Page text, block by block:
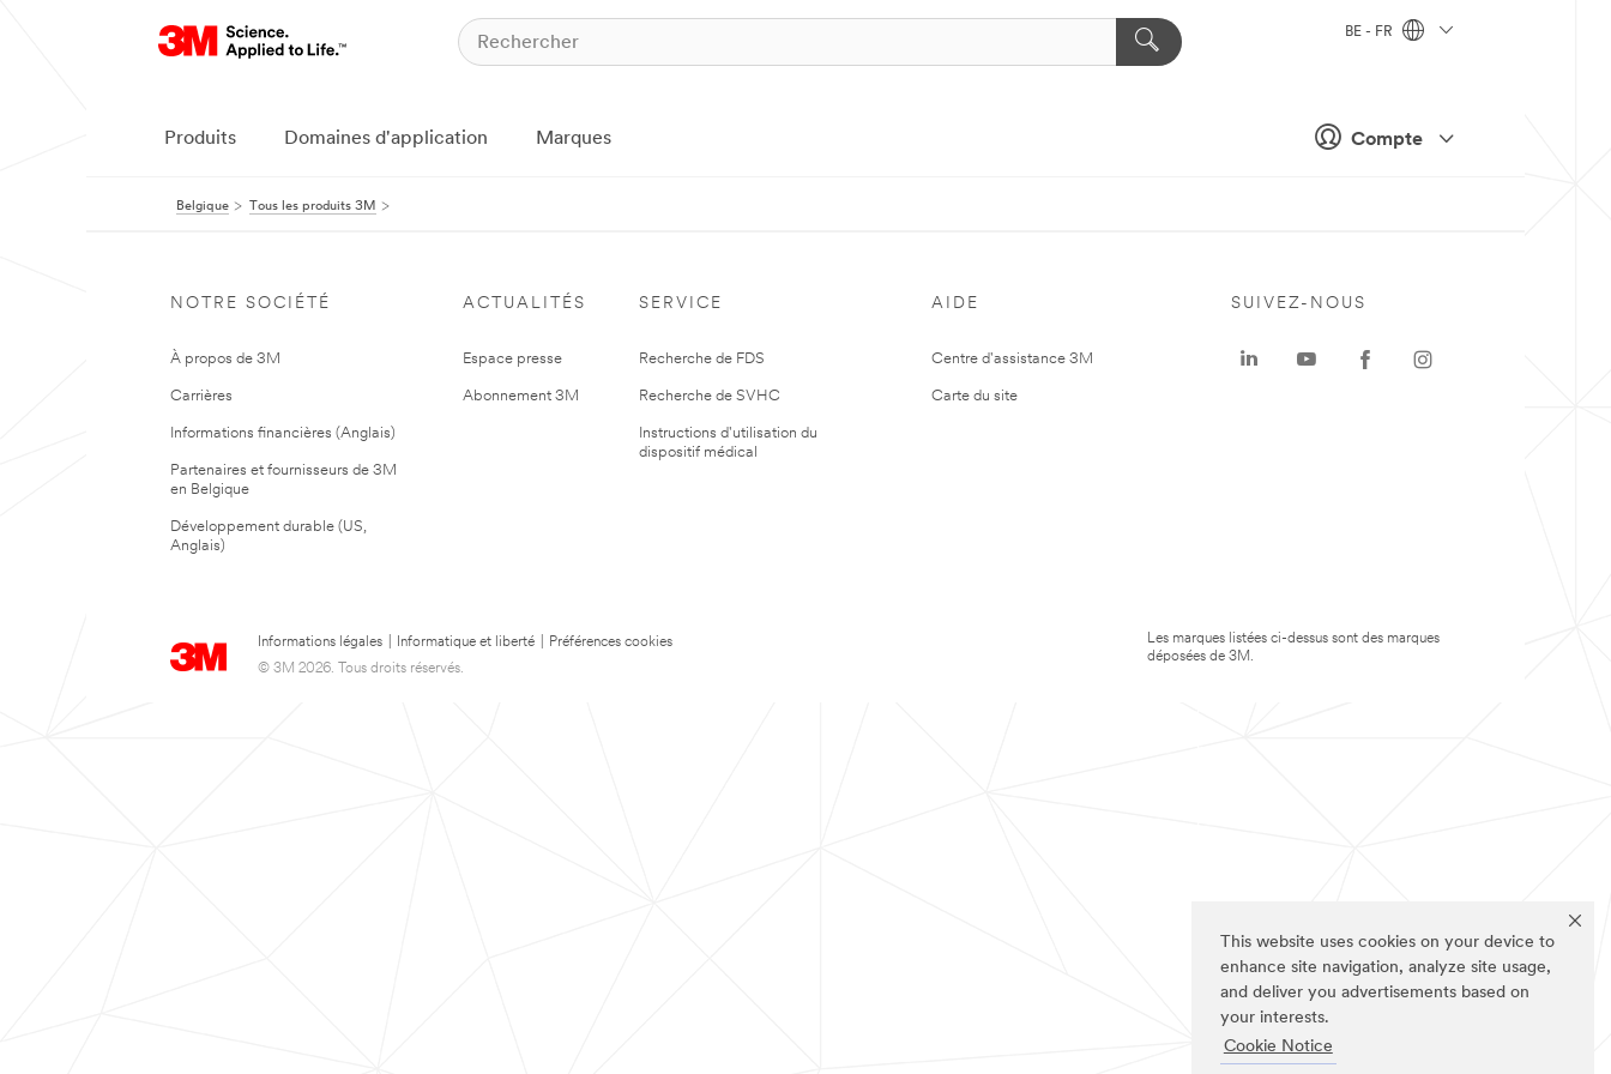
This website uses cookies on your device to
enhance site navigation, analyze site usage,
and deliver you advertisements based on
your interests.
Cookie Notice
Compte
BE - FR
Produits Domaines d'application Marques
Belgique Tous les produits 3M
NOTRE SOCIÉTÉ
À propos de 3M
Carrières
Informations financières (Anglais)
Partenaires et fournisseurs de 3M
en Belgique
Développement durable (US,
Anglais)
ACTUALITÉS
Espace presse
Abonnement 3M
SERVICE
Recherche de FDS
Recherche de SVHC
Instructions d'utilisation du
dispositif médical
AIDE
Centre d'assistance 3M
Carte du site
Informations légales Informatique et liberté
Préférences cookies
© 3M 2026. Tous droits réservés.
SUIVEZ-NOUS
Les marques listées ci-dessus sont des marques
déposées de 3M.